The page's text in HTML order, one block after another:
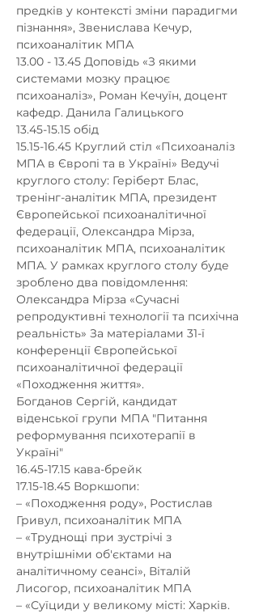
предків у контексті зміни парадигми
пізнання», Звенислава Кечур,
психоаналітик МПА
13.00 - 13.45 Доповідь «З якими
системами мозку працює
психоаналіз», Роман Кечуїн, доцент
кафедр. Данила Галицького
13.45-15.15 обід
15.15-16.45 Круглий стіл «Психоаналіз
МПА в Європі та в Україні» Ведучі
круглого столу: Геріберт Блас,
тренінг-аналітик МПА, президент
Європейської психоаналітичної
федерації, Олександра Мірза,
психоаналітик МПА, психоаналітик
МПА. У рамках круглого столу буде
зроблено два повідомлення:
Олександра Мірза «Сучасні
репродуктивні технології та психічна
реальність» За матеріалами 31-ї
конференції Європейської
психоаналітичної федерації
«Походження життя».
Богданов Сергій, кандидат
віденської групи МПА "Питання
реформування психотерапії в
Україні"
16.45-17.15 кава-брейк
17.15-18.45 Воркшопи:
– «Походження роду», Ростислав
Гривул, психоаналітик МПА
– «Труднощі при зустрічі з
внутрішніми об'єктами на
аналітичному сеансі», Віталій
Лисогор, психоаналітик МПА
– «Суїциди у великому місті: Харків.